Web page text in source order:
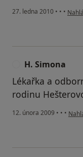
27. ledna 2010 • • •
H. Simona
Lékařka a
rodinu
12. února 2009 • • •